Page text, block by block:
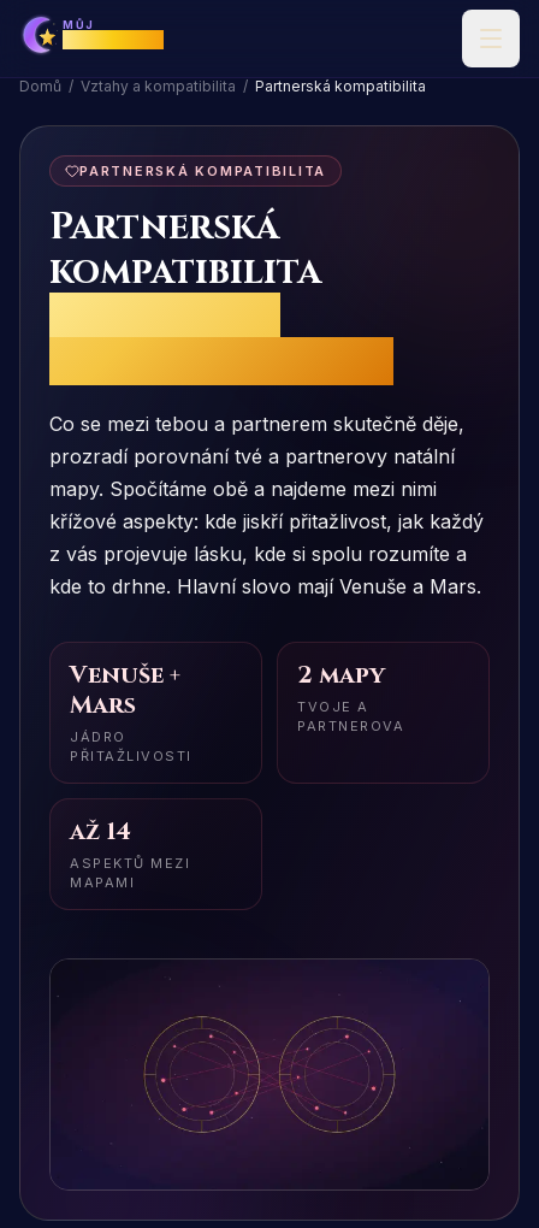
MŮJ
Domů / Vztahy a kompatibilita / Partnerská kompatibilita
PARTNERSKÁ KOMPATIBILITA
Partnerská
kompatibilita
Co se mezi tebou a partnerem skutečně děje,
prozradí porovnání tvé a partnerovy natální
mapy. Spočítáme obě a najdeme mezi nimi
křížové aspekty: kde jiskří přitažlivost, jak každý
z vás projevuje lásku, kde si spolu rozumíte a
kde to drhne. Hlavní slovo mají Venuše a Mars.
Venuše +
Mars
JÁDRO
PŘITAŽLIVOSTI
2 mapy
TVOJE A
PARTNEROVA
až 14
ASPEKTŮ MEZI
MAPAMI